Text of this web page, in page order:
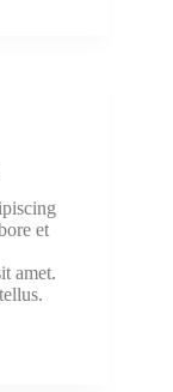
et
amet.